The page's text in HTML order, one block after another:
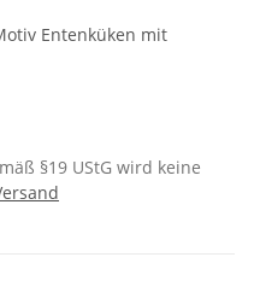
Entenküken mit
§19 UStG wird keine